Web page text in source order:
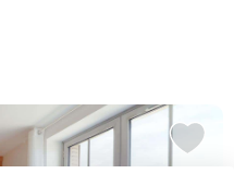
assurance habitation+++